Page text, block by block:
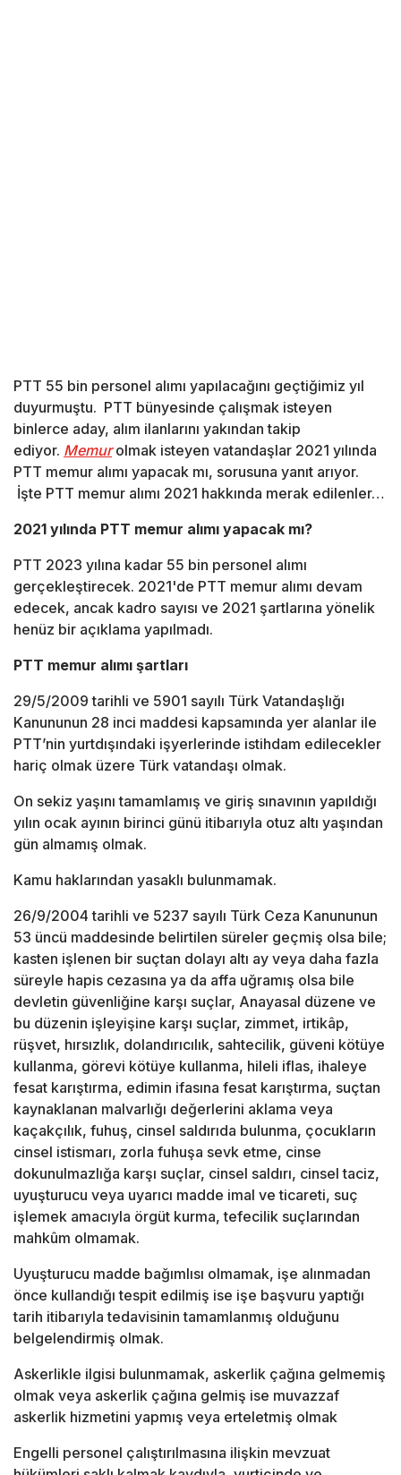
PTT 55 bin personel alımı yapılacağını geçtiğimiz yıl
duyurmuştu. PTT bünyesinde çalışmak isteyen
binlerce aday, alım ilanlarını yakından takip
ediyor. Memurolmak isteyen vatandaşlar 2021 yılında
PTT memur alımı yapacak mı, sorusuna yanıt arıyor.
İşte PTT memur alımı 2021 hakkında merak edilenler…
2021 yılında PTT memur alımı yapacak mı?
PTT 2023 yılına kadar 55 bin personel alımı
gerçekleştirecek. 2021'de PTT memur alımı devam
edecek, ancak kadro sayısı ve 2021 şartlarına yönelik
henüz bir açıklama yapılmadı.
PTT memur alımı şartları
29/5/2009 tarihli ve 5901 sayılı Türk Vatandaşlığı
Kanununun 28 inci maddesi kapsamında yer alanlar ile
PTT’nin yurtdışındaki işyerlerinde istihdam edilecekler
hariç olmak üzere Türk vatandaşı olmak.
On sekiz yaşını tamamlamış ve giriş sınavının yapıldığı
yılın ocak ayının birinci günü itibarıyla otuz altı yaşından
gün almamış olmak.
Kamu haklarından yasaklı bulunmamak.
26/9/2004 tarihli ve 5237 sayılı Türk Ceza Kanununun
53 üncü maddesinde belirtilen süreler geçmiş olsa bile;
kasten işlenen bir suçtan dolayı altı ay veya daha fazla
süreyle hapis cezasına ya da affa uğramış olsa bile
devletin güvenliğine karşı suçlar, Anayasal düzene ve
bu düzenin işleyişine karşı suçlar, zimmet, irtikâp,
rüşvet, hırsızlık, dolandırıcılık, sahtecilik, güveni kötüye
kullanma, görevi kötüye kullanma, hileli iflas, ihaleye
fesat karıştırma, edimin ifasına fesat karıştırma, suçtan
kaynaklanan malvarlığı değerlerini aklama veya
kaçakçılık, fuhuş, cinsel saldırıda bulunma, çocukların
cinsel istismarı, zorla fuhuşa sevk etme, cinse
dokunulmazlığa karşı suçlar, cinsel saldırı, cinsel taciz,
uyuşturucu veya uyarıcı madde imal ve ticareti, suç
işlemek amacıyla örgüt kurma, tefecilik suçlarından
mahkûm olmamak.
Uyuşturucu madde bağımlısı olmamak, işe alınmadan
önce kullandığı tespit edilmiş ise işe başvuru yaptığı
tarih itibarıyla tedavisinin tamamlanmış olduğunu
belgelendirmiş olmak.
Askerlikle ilgisi bulunmamak, askerlik çağına gelmemiş
olmak veya askerlik çağına gelmiş ise muvazzaf
askerlik hizmetini yapmış veya erteletmiş olmak
Engelli personel çalıştırılmasına ilişkin mevzuat